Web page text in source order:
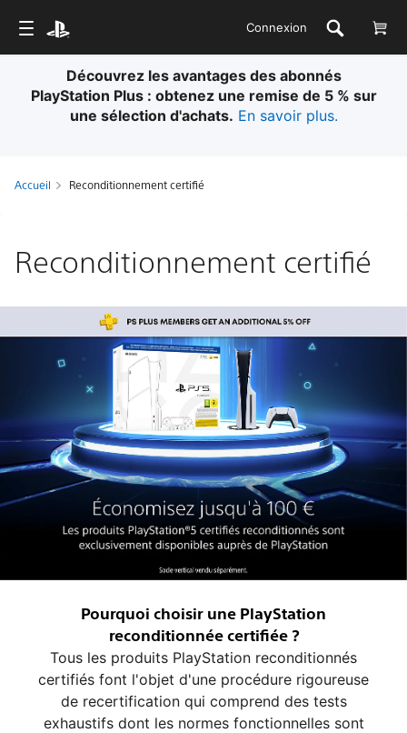
Connexion
Découvrez les avantages des abonnés
PlayStation Plus : obtenez une remise de 5 % sur
une sélection d'achats. En savoir plus.
Accueil Reconditionnement certifié
Reconditionnement certifié
Pourquoi choisir une PlayStation
reconditionnée certifiée ?
Tous les produits PlayStation reconditionnés
certifiés font l'objet d'une procédure rigoureuse
de recertification qui comprend des tests
exhaustifs dont les normes fonctionnelles sont